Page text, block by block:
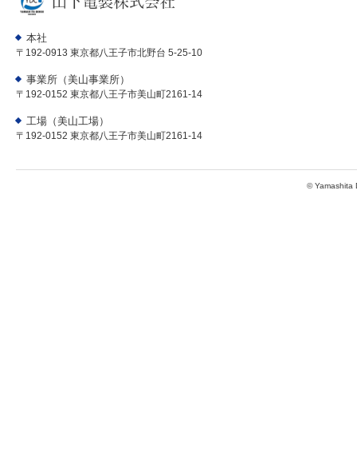
本社
〒192-0913 東京都八王子市北野台 5-25-10
事業所（美山事業所）
〒192-0152 東京都八王子市美山町2161-14
工場（美山工場）
〒192-0152 東京都八王子市美山町2161-14
© Yamashita